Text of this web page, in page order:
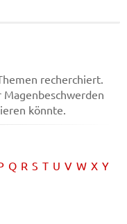
recherchiert.
könnte.
Q R S T U V W X Y